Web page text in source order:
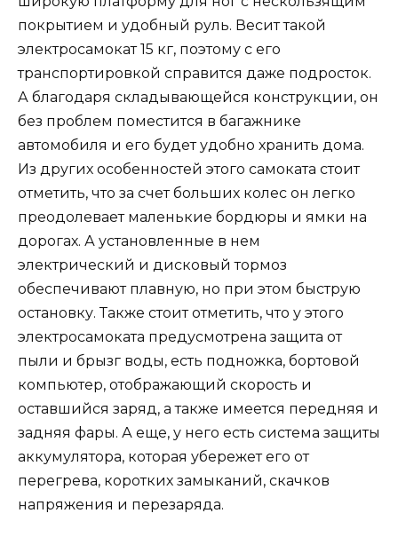
покрытием и удобный руль. Весит такой
электросамокат 15 кг, поэтому с его
транспортировкой справится даже подросток.
А благодаря складывающейся конструкции, он
без проблем поместится в багажнике
автомобиля и его будет удобно хранить дома.
Из других особенностей этого самоката стоит
отметить, что за счет больших колес он легко
преодолевает маленькие бордюры и ямки на
дорогах. А установленные в нем
электрический и дисковый тормоз
обеспечивают плавную, но при этом быструю
остановку. Также стоит отметить, что у этого
электросамоката предусмотрена защита от
пыли и брызг воды, есть подножка, бортовой
компьютер, отображающий скорость и
оставшийся заряд, а также имеется передняя и
задняя фары. А еще, у него есть система защиты
аккумулятора, которая убережет его от
перегрева, коротких замыканий, скачков
напряжения и перезаряда.